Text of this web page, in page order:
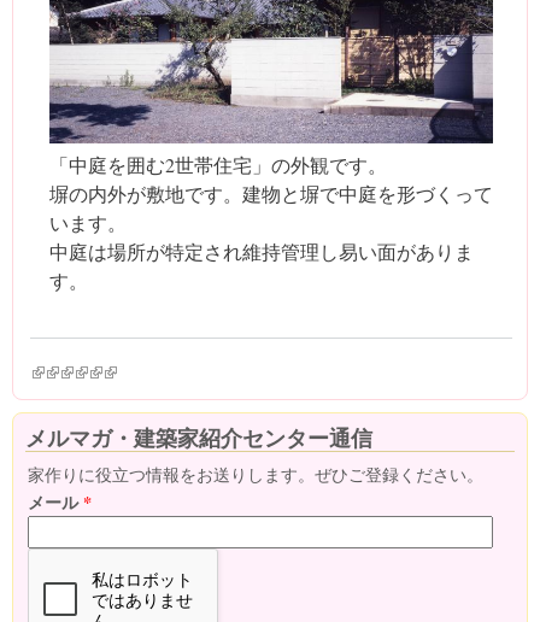
「中庭を囲む2世帯住宅」の外観です。
塀の内外が敷地です。建物と塀で中庭を形づくって
います。
中庭は場所が特定され維持管理し易い面がありま
す。
(link is external)
(link is external)
(link is external)
(link is external)
(link is external)
(link is external)
メルマガ・建築家紹介センター通信
家作りに役立つ情報をお送りします。ぜひご登録ください。
メール*